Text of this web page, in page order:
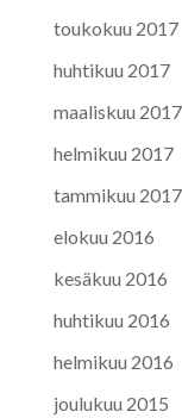
toukokuu 2017
huhtikuu 2017
maaliskuu 2017
helmikuu 2017
tammikuu 2017
elokuu 2016
kesäkuu 2016
huhtikuu 2016
helmikuu 2016
joulukuu 2015